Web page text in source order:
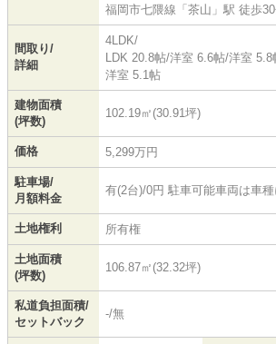
福岡市七隈線 「 茶山 」駅 徒歩
間取り/
詳細
4LDK/
LDK 20.8帖/洋室 6.6帖/洋室 5.8
洋室 5.1帖
建物面積
(坪数)
102.19㎡(30.91坪)
価格 5,299万円
駐車場/
月額料金
有(2台)/0円 駐車可能車両は車種
土地権利 所有権
土地面積
(坪数)
106.87㎡(32.32坪)
私道負担面積/
セットバック
-/無